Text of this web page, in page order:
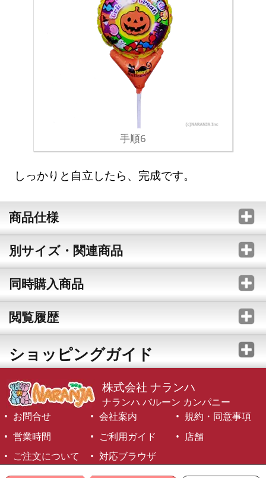
手順6
しっかりと自立したら、完成です。
商品仕様
別サイズ・関連商品
同時購入商品
閲覧履歴
ショッピングガイド
株式会社 ナランハ
ナランハ バルーン カンパニー
お問合せ
会社案内
規約・同意事項
営業時間
ご利用ガイド
店舗
ご注文について
対応ブラウザ
©1999-2026 NARANJA Inc. All Rights Reserved.